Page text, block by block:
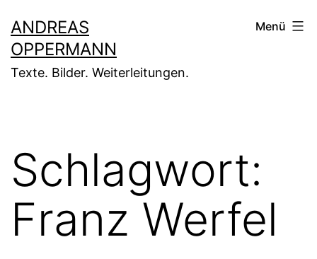
Inhalt
springen
ANDREAS
OPPERMANN
Texte. Bilder. Weiterleitungen.
Menü
Schlagwort:
Franz Werfel